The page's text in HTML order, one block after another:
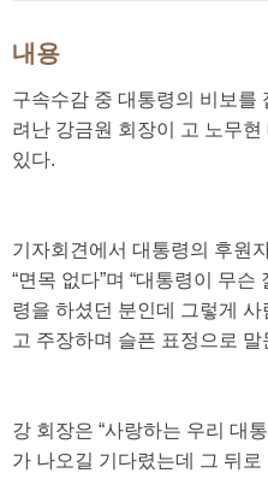
내용
구속수감 중 대통령의 비보를
려난 강금원 회장이 고 노무
있다.
기자회견에서 대통령의 후원
“면목 없다”며 “대통령이 무
령을 하셨던 분인데 그렇게
고 주장하며 슬픈 표정으로 말
강 회장은 “사랑하는 우리 대
가 나오길 기다렸는데 그 뒤